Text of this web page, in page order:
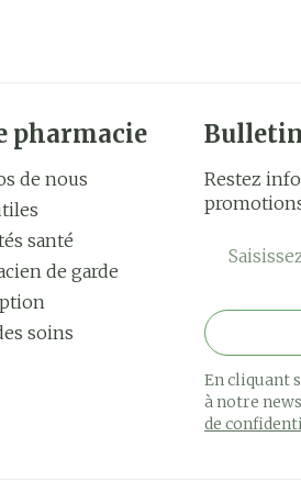
pharmacie
de nous
santé
de garde
soins
Restez
Adresse
En cliquant
à notre
de